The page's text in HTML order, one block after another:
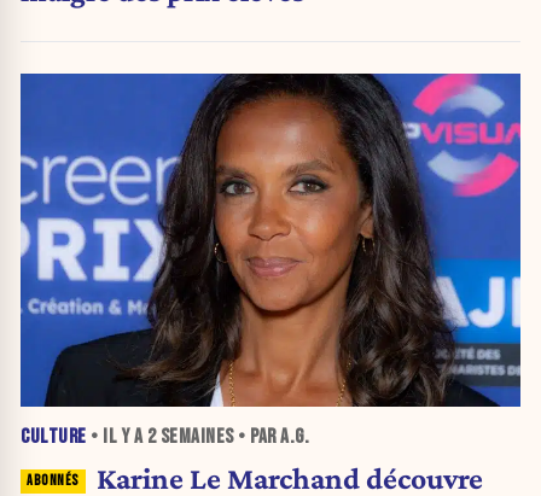
CULTURE • IL Y A 2 SEMAINES• PAR A.G.
Karine Le Marchand découvre